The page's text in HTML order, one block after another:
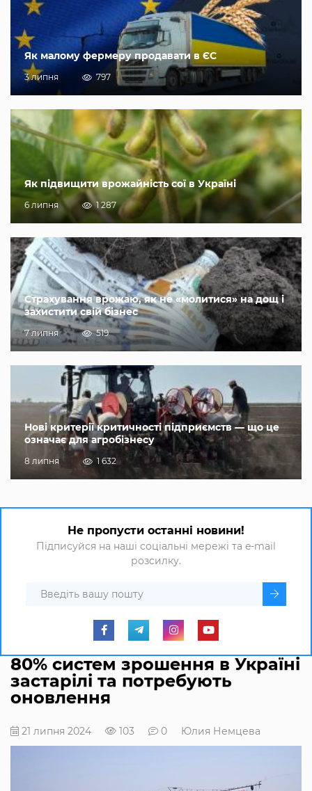
Як малому фермеру продавати в ЄС
3 липня 797
Як підвищити врожайність сої в Україні
6 липня 1 287
Страхування врожаю, як не «молитися» на дощ і
захистити свій бізнес
7 липня 519
Нові критерії критичності підприємств — що це
означає для агробізнесу
8 липня 1 632
Не пропусти останні новини!
Підписуйся на наші соціальні мережі та e-mail
розсилку.
80% систем зрошення в Україні
застарілі та потребують
оновлення
21 липня 2024 103 0 Юлия Немцева